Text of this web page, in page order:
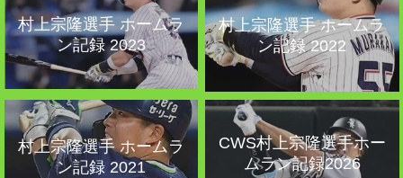
村上宗隆選手 ホームラ
ン記録 2023
村上宗隆選手 ホームラ
ン記録 2022
村上宗隆選手 ホームラ
ン記録 2021
CWS村上宗隆選手ホー
ムラン記録2026